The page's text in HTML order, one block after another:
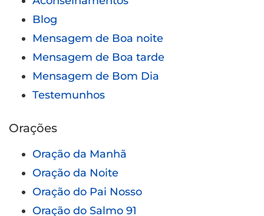
Blog
Mensagem de Boa noite
Mensagem de Boa tarde
Mensagem de Bom Dia
Testemunhos
Orações
Oração da Manhã
Oração da Noite
Oração do Pai Nosso
Oração do Salmo 91